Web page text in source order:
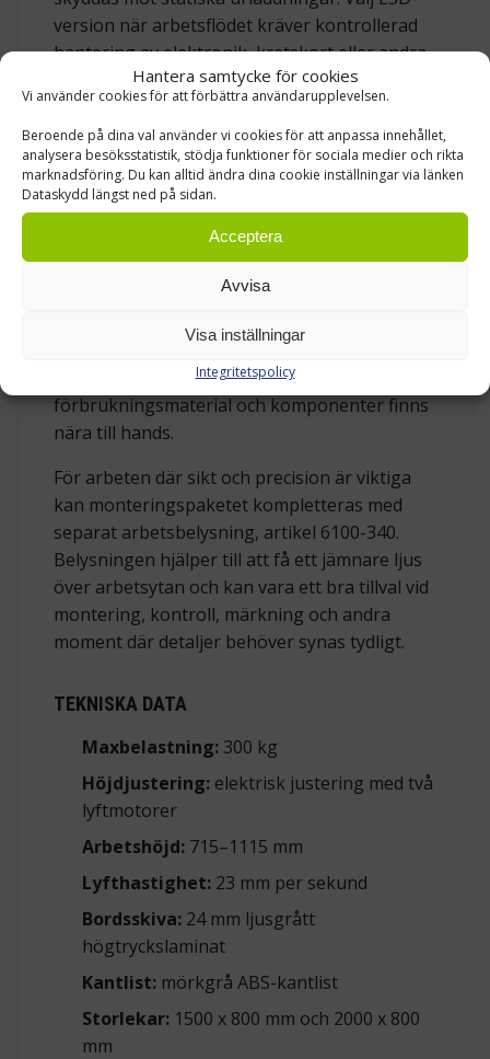
Hantera samtycke för cookies
Vi använder cookies för att förbättra användarupplevelsen.
Beroende på dina val använder vi cookies för att anpassa innehållet,
analysera besöksstatistik, stödja funktioner för sociala medier och rikta
marknadsföring. Du kan alltid ändra dina cookie inställningar via länken
Dataskydd längst ned på sidan.
Acceptera
Avvisa
Visa inställningar
Integritetspolicy
version när arbetsflödet kräver kontrollerad
hantering av elektronik, kretskort eller andra
komponenter som kan påverkas av statisk
elektricitet.
BYGG EN KOMPLETT ARBETSSTATION
Ett elektriskt arbetsbord fungerar ofta bäst
när det anpassas efter arbetsuppgiften.
Därför kan bordet kompletteras med färdiga
tillbehörsset, monteringspaket och packpaket.
Med rätt utrustning kan arbetsstationen få
hyllor, perforerade verktygspaneler, hållare
och andra tillbehör som gör att verktyg,
förbrukningsmaterial och komponenter finns
nära till hands.
För arbeten där sikt och precision är viktiga
kan monteringspaketet kompletteras med
separat arbetsbelysning, artikel 6100-340.
Belysningen hjälper till att få ett jämnare ljus
över arbetsytan och kan vara ett bra tillval vid
montering, kontroll, märkning och andra
moment där detaljer behöver synas tydligt.
TEKNISKA DATA
Maxbelastning:300 kg
Höjdjustering:elektrisk justering med två
lyftmotorer
Arbetshöjd:715–1115 mm
Lyfthastighet:23 mm per sekund
Bordsskiva:24 mm ljusgrått
högtryckslaminat
Kantlist:mörkgrå ABS-kantlist
Storlekar:1500 x 800 mm och 2000 x 800
mm